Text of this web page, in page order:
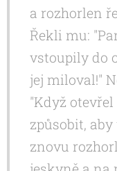
a rozhorlen
Řekli mu:
vstoupily do
jej miloval!"
"Když
způsobit,
znovu